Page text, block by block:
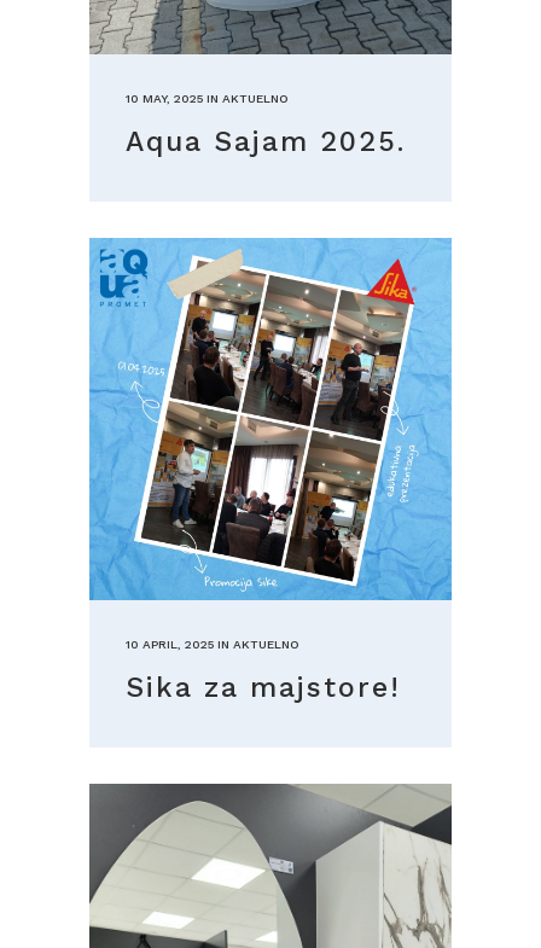
10 MAY, 2025 IN AKTUELNO
Aqua Sajam 2025.
10 APRIL, 2025 IN AKTUELNO
Sika za majstore!